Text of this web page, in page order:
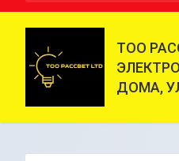
ТОО
ДОМА,